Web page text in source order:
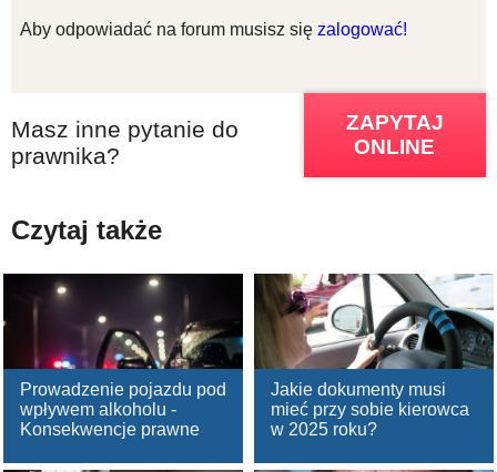
Aby odpowiadać na forum musisz się zalogować!
Masz inne pytanie do
prawnika?
ZAPYTAJ
ONLINE
Czytaj także
Prowadzenie pojazdu pod
wpływem alkoholu -
Konsekwencje prawne
Jakie dokumenty musi
mieć przy sobie kierowca
w 2025 roku?